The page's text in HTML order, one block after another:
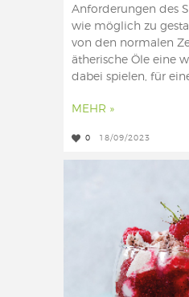
Anforderungen des
wie möglich zu
von den normalen
ätherische Öle eine
dabei spielen, für
MEHR »
0 18/09/2023